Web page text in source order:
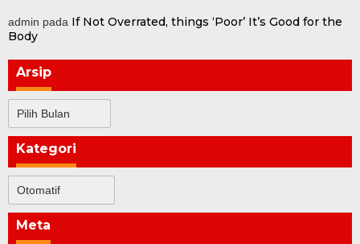
admin pada If Not Overrated, things ‘Poor’ It’s Good for the
Body
Arsip
Kategori
Meta